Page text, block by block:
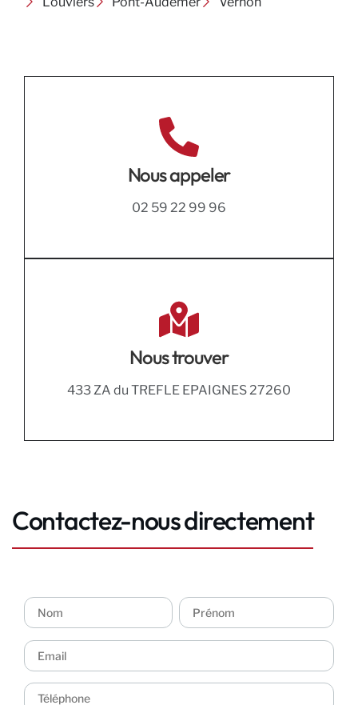
Nous appeler
02 59 22 99 96
Nous trouver
433 ZA du TREFLE EPAIGNES 27260
Contactez-nous directement